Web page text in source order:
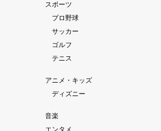
スポーツ
プロ野球
サッカー
ゴルフ
テニス
アニメ・キッズ
ディズニー
音楽
エンタメ